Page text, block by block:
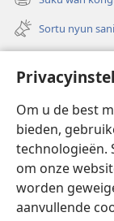
Om u de best
bieden,
technologieën.
om onze
worden
aanvullende
venster)
(opent
nieuw
venster)
Sortu nyun
Video’s met
Suku
Bijdrage
(opent
venster)Waktitoren
(opent